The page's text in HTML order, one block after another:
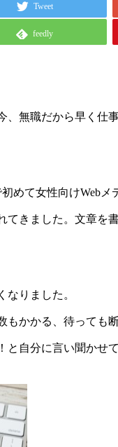
Tweet
feedly
、無職だから早く仕
めて女性向けWeb
てきました。文章を
りました。
かかる、待っても
自分に言い聞かせ